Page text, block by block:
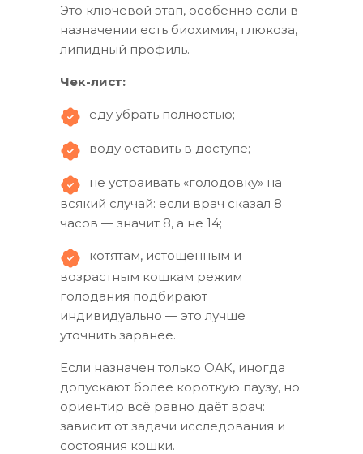
Это ключевой этап, особенно если в
назначении есть биохимия, глюкоза,
липидный профиль.
Чек-лист:
еду убрать полностью;
воду оставить в доступе;
не устраивать «голодовку» на
всякий случай: если врач сказал 8
часов — значит 8, а не 14;
котятам, истощенным и
возрастным кошкам режим
голодания подбирают
индивидуально — это лучше
уточнить заранее.
Если назначен только ОАК, иногда
допускают более короткую паузу, но
ориентир всё равно даёт врач:
зависит от задачи исследования и
состояния кошки.